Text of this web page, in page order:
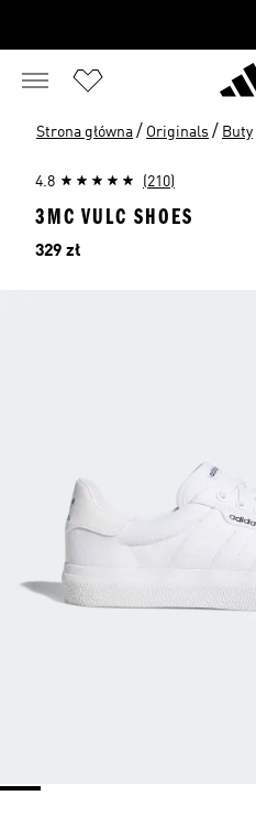
Strona główna / Originals / Buty
4.8 (210)
3MC VULC SHOES
Cena
329 zł